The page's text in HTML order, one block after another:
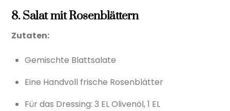
8. Salat mit Rosenblättern
Zutaten:
Gemischte Blattsalate
Eine Handvoll frische Rosenblätter
Für das Dressing: 3 EL Olivenöl, 1 EL